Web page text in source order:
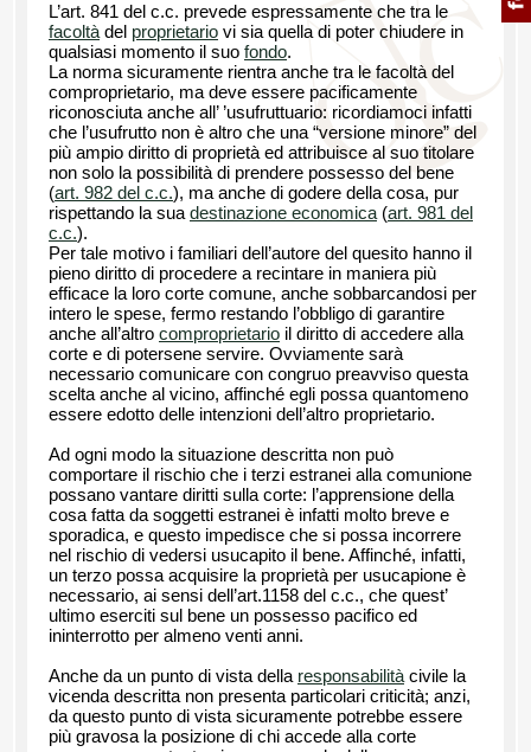
L’art. 841 del c.c. prevede espressamente che tra le
facoltà del proprietario vi sia quella di poter chiudere in
qualsiasi momento il suo fondo.
La norma sicuramente rientra anche tra le facoltà del
comproprietario, ma deve essere pacificamente
riconosciuta anche all’ ’usufruttuario: ricordiamoci infatti
che l’usufrutto non è altro che una “versione minore” del
più ampio diritto di proprietà ed attribuisce al suo titolare
non solo la possibilità di prendere possesso del bene
(art. 982 del c.c.), ma anche di godere della cosa, pur
rispettando la sua destinazione economica (art. 981 del
c.c.).
Per tale motivo i familiari dell’autore del quesito hanno il
pieno diritto di procedere a recintare in maniera più
efficace la loro corte comune, anche sobbarcandosi per
intero le spese, fermo restando l’obbligo di garantire
anche all’altro comproprietario il diritto di accedere alla
corte e di potersene servire. Ovviamente sarà
necessario comunicare con congruo preavviso questa
scelta anche al vicino, affinché egli possa quantomeno
essere edotto delle intenzioni dell’altro proprietario.
Ad ogni modo la situazione descritta non può
comportare il rischio che i terzi estranei alla comunione
possano vantare diritti sulla corte: l’apprensione della
cosa fatta da soggetti estranei è infatti molto breve e
sporadica, e questo impedisce che si possa incorrere
nel rischio di vedersi usucapito il bene. Affinché, infatti,
un terzo possa acquisire la proprietà per usucapione è
necessario, ai sensi dell’art.1158 del c.c., che quest’
ultimo eserciti sul bene un possesso pacifico ed
ininterrotto per almeno venti anni.
Anche da un punto di vista della responsabilità civile la
vicenda descritta non presenta particolari criticità; anzi,
da questo punto di vista sicuramente potrebbe essere
più gravosa la posizione di chi accede alla corte